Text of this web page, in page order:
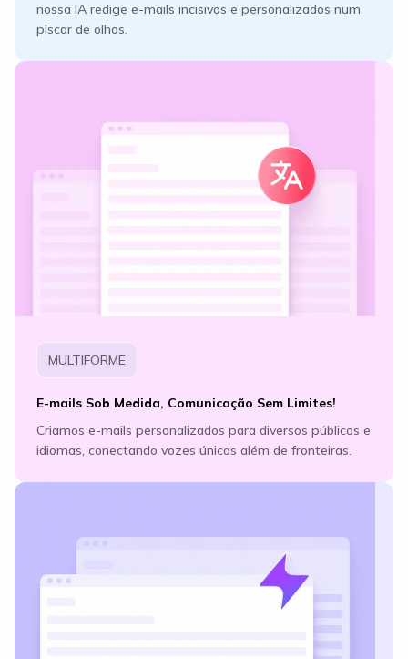
nossa IA redige e-mails incisivos e personalizados num
piscar de olhos.
MULTIFORME
E-mails Sob Medida, Comunicação Sem Limites!
Criamos e-mails personalizados para diversos públicos e
idiomas, conectando vozes únicas além de fronteiras.